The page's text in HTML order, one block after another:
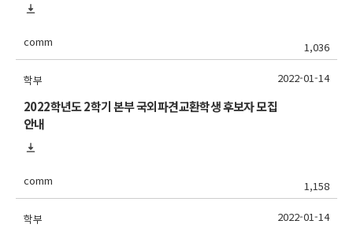
comm 1,036
학부
2022학년도 2학기 본부 국외파견교환학생 후보자 모집
안내
comm 1,158
2022-01-14
학부 2022-01-14